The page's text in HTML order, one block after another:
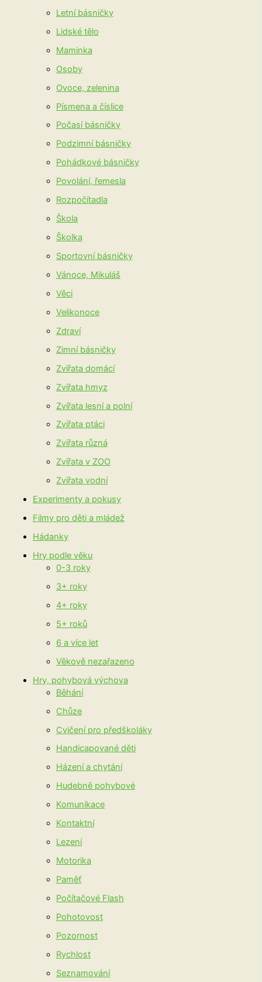
Letní básničky
Lidské tělo
Maminka
Osoby
Ovoce, zelenina
Písmena a číslice
Počasí básničky
Podzimní básničky
Pohádkové básničky
Povolání, řemesla
Rozpočítadla
Škola
Školka
Sportovní básničky
Vánoce, Mikuláš
Věci
Velikonoce
Zdraví
Zimní básničky
Zvířata domácí
Zvířata hmyz
Zvířata lesní a polní
Zvířata ptáci
Zvířata různá
Zvířata v ZOO
Zvířata vodní
Experimenty a pokusy
Filmy pro děti a mládež
Hádanky
Hry podle věku
0-3 roky
3+ roky
4+ roky
5+ roků
6 a více let
Věkově nezařazeno
Hry, pohybová výchova
Běhání
Chůze
Cvičení pro předškoláky
Handicapované děti
Házení a chytání
Hudebně pohybové
Komunikace
Kontaktní
Lezení
Motorika
Paměť
Počítačové Flash
Pohotovost
Pozornost
Rychlost
Seznamování